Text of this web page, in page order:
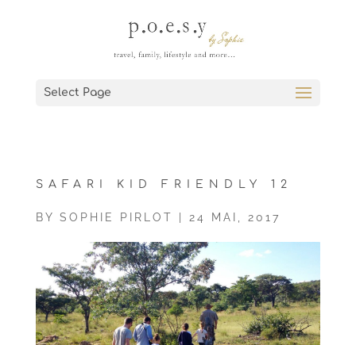
Select Page
SAFARI KID FRIENDLY 12
BY SOPHIE PIRLOT 24 MAI, 2017